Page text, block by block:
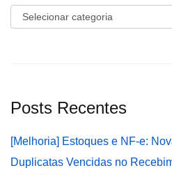
Categorias
Posts Recentes
[Melhoria] Estoques e NF-e:
Duplicatas Vencidas no